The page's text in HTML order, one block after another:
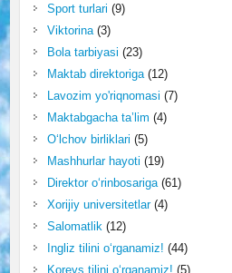
Sport turlari (9)
Viktorina(3)
Bola tarbiyasi (23)
Maktab direktoriga(12)
Lavozim yo'riqnomasi (7)
Maktabgacha ta’lim (4)
O‘lchov birliklari (5)
Mashhurlar hayoti (19)
Direktor o‘rinbosariga(61)
Xorijiy universitetlar(4)
Salomatlik (12)
Ingliz tilini o‘rganamiz! (44)
Koreys tilini o‘rganamiz! (5)